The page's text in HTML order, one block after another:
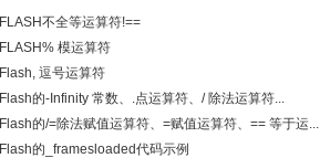
FLASH不全等运算符!==
FLASH% 模运算符
Flash, 逗号运算符
Flash的-Infinity 常数、.点运算符、/ 除法运算符...
Flash的/=除法赋值运算符、=赋值运算符、== 等于运...
Flash的_framesloaded代码示例